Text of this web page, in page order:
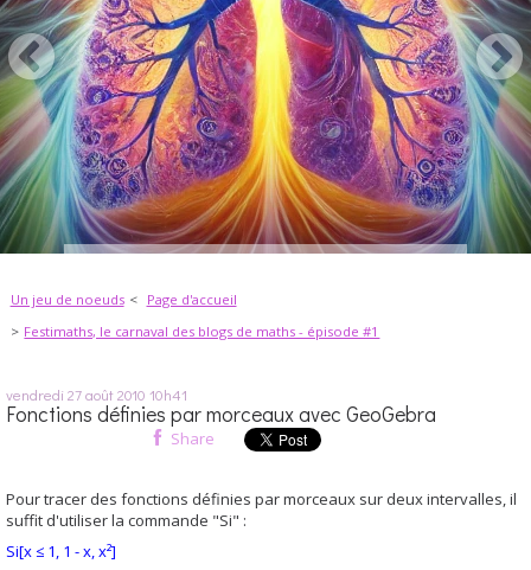
Un jeu de noeuds
Page d'accueil
Festimaths, le carnaval des blogs de maths - épisode #1
vendredi 27août 2010 10h41
Fonctions définies par morceaux avec GeoGebra
Share
Pour tracer des fonctions définies par morceaux sur deux intervalles, il
suffit d'utiliser la commande "Si" :
Si[x ≤ 1, 1 - x, x²]